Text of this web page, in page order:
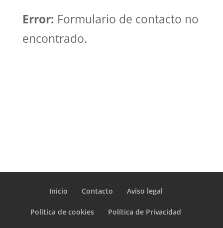
Error: Formulario de contacto no
encontrado.
Inicio Contacto Aviso legal
Politica de cookies Política de Privacidad